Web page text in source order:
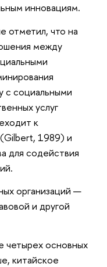
инновациям.
отметил, что на
между
с социальными
услуг
к
1989) и
для содействия
организаций —
и другой
четырех основных
китайское